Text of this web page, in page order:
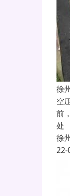
徐
空
前
处
徐
22-